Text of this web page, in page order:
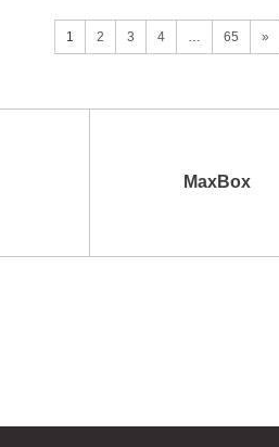
1 2 3 4 … 65 »
MaxBox